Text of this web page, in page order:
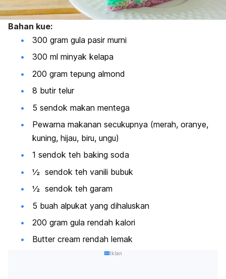
Bahan kue:
300 gram gula pasir murni
300 ml minyak kelapa
200 gram tepung almond
8 butir telur
5 sendok makan mentega
Pewarna makanan secukupnya (merah, oranye,
kuning, hijau, biru, ungu)
1 sendok teh baking soda
½ sendok teh vanili bubuk
½ sendok teh garam
5 buah alpukat yang dihaluskan
200 gram gula rendah kalori
Butter cream rendah lemak
Iklan